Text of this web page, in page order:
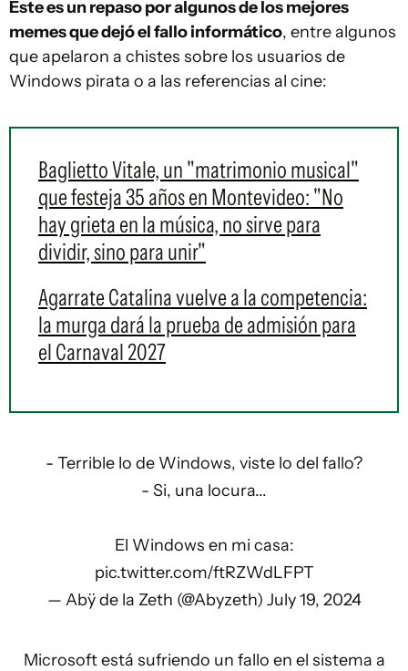
Este es un repaso por algunos de los mejores
memes que dejó el fallo informático, entre algunos
que apelaron a chistes sobre los usuarios de
Windows pirata o a las referencias al cine:
Baglietto Vitale, un "matrimonio musical"
que festeja 35 años en Montevideo: "No
hay grieta en la música, no sirve para
dividir, sino para unir"
Agarrate Catalina vuelve a la competencia:
la murga dará la prueba de admisión para
el Carnaval 2027
- Terrible lo de Windows, viste lo del fallo?
- Si, una locura...
El Windows en mi casa:
pic.twitter.com/ftRZWdLFPT
— Abÿ de la Zeth (@Abyzeth) July 19, 2024
Microsoft está sufriendo un fallo en el sistema a